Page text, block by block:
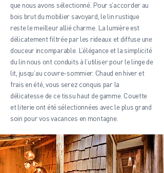
que nous avons sélectionné. Pour s’accorder au
bois brut du mobilier savoyard, le lin rustique
reste le meilleur allié charme. La lumière est
délicatement filtrée par les rideaux et diffuse une
douceur incomparable. L’élégance et la simplicité
du lin nous ont conduits à l’utiliser pour le linge de
lit, jusqu’au couvre-sommier. Chaud en hiver et
frais en été, vous serez conquis par la
délicatesse de ce tissu haut de gamme. Couette
et literie ont été sélectionnées avec le plus grand
soin pour vos vacances en montagne.